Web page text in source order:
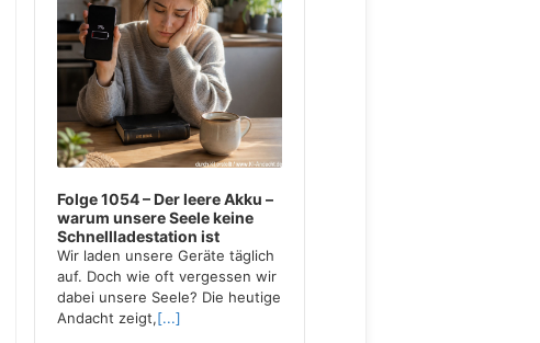
Folge 1054 – Der leere Akku –
warum unsere Seele keine
Schnellladestation ist
Wir laden unsere Geräte täglich
auf. Doch wie oft vergessen wir
dabei unsere Seele? Die heutige
Andacht zeigt,[...]